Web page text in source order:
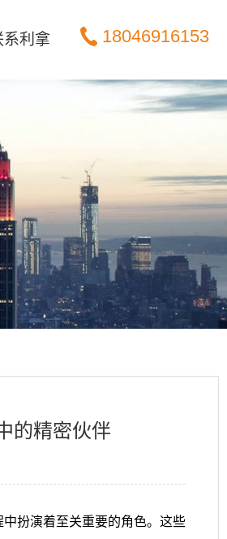
18046916153
系利拿
的精密伙伴
扮演着至关重要的角色。这些